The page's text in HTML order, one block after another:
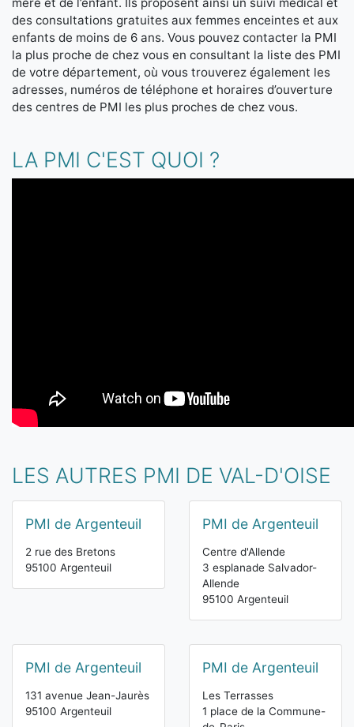
mère et de l’enfant. Ils proposent ainsi un suivi médical et
des consultations gratuites aux femmes enceintes et aux
enfants de moins de 6 ans. Vous pouvez contacter la PMI
la plus proche de chez vous en consultant la liste des PMI
de votre département, où vous trouverez également les
adresses, numéros de téléphone et horaires d’ouverture
des centres de PMI les plus proches de chez vous.
LA PMI C'EST QUOI ?
LES AUTRES PMI DE VAL-D'OISE
PMI de Argenteuil
2 rue des Bretons
95100 Argenteuil
PMI de Argenteuil
Centre d'Allende
3 esplanade Salvador-
Allende
95100 Argenteuil
PMI de Argenteuil
131 avenue Jean-Jaurès
95100 Argenteuil
PMI de Argenteuil
Les Terrasses
1 place de la Commune-